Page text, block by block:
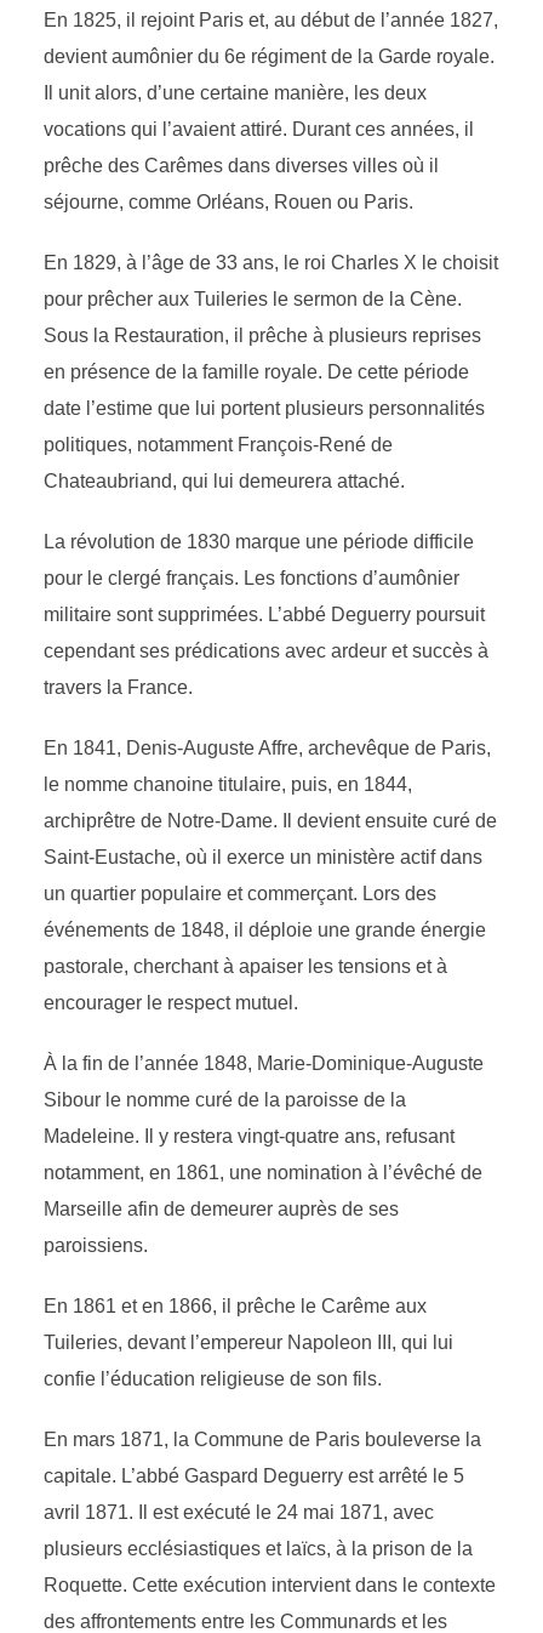
En 1825, il rejoint Paris et, au début de l’année 1827,
devient aumônier du 6e régiment de la Garde royale.
Il unit alors, d’une certaine manière, les deux
vocations qui l’avaient attiré. Durant ces années, il
prêche des Carêmes dans diverses villes où il
séjourne, comme Orléans, Rouen ou Paris.
En 1829, à l’âge de 33 ans, le roi Charles X le choisit
pour prêcher aux Tuileries le sermon de la Cène.
Sous la Restauration, il prêche à plusieurs reprises
en présence de la famille royale. De cette période
date l’estime que lui portent plusieurs personnalités
politiques, notamment François-René de
Chateaubriand, qui lui demeurera attaché.
La révolution de 1830 marque une période difficile
pour le clergé français. Les fonctions d’aumônier
militaire sont supprimées. L’abbé Deguerry poursuit
cependant ses prédications avec ardeur et succès à
travers la France.
En 1841, Denis-Auguste Affre, archevêque de Paris,
le nomme chanoine titulaire, puis, en 1844,
archiprêtre de Notre-Dame. Il devient ensuite curé de
Saint-Eustache, où il exerce un ministère actif dans
un quartier populaire et commerçant. Lors des
événements de 1848, il déploie une grande énergie
pastorale, cherchant à apaiser les tensions et à
encourager le respect mutuel.
À la fin de l’année 1848, Marie-Dominique-Auguste
Sibour le nomme curé de la paroisse de la
Madeleine. Il y restera vingt-quatre ans, refusant
notamment, en 1861, une nomination à l’évêché de
Marseille afin de demeurer auprès de ses
paroissiens.
En 1861 et en 1866, il prêche le Carême aux
Tuileries, devant l’empereur Napoleon III, qui lui
confie l’éducation religieuse de son fils.
En mars 1871, la Commune de Paris bouleverse la
capitale. L’abbé Gaspard Deguerry est arrêté le 5
avril 1871. Il est exécuté le 24 mai 1871, avec
plusieurs ecclésiastiques et laïcs, à la prison de la
Roquette. Cette exécution intervient dans le contexte
des affrontements entre les Communards et les